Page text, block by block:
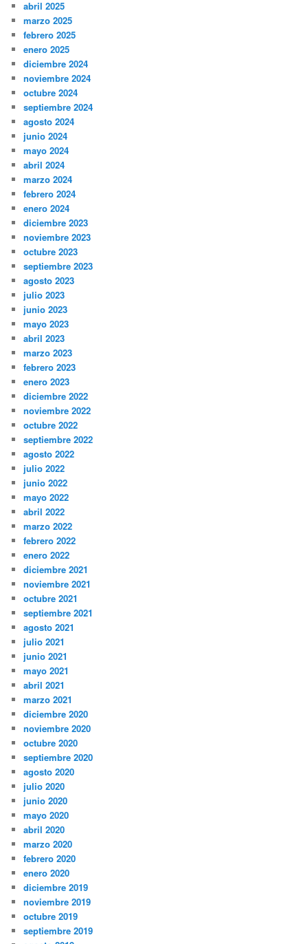
abril 2025
marzo 2025
febrero 2025
enero 2025
diciembre 2024
noviembre 2024
octubre 2024
septiembre 2024
agosto 2024
junio 2024
mayo 2024
abril 2024
marzo 2024
febrero 2024
enero 2024
diciembre 2023
noviembre 2023
octubre 2023
septiembre 2023
agosto 2023
julio 2023
junio 2023
mayo 2023
abril 2023
marzo 2023
febrero 2023
enero 2023
diciembre 2022
noviembre 2022
octubre 2022
septiembre 2022
agosto 2022
julio 2022
junio 2022
mayo 2022
abril 2022
marzo 2022
febrero 2022
enero 2022
diciembre 2021
noviembre 2021
octubre 2021
septiembre 2021
agosto 2021
julio 2021
junio 2021
mayo 2021
abril 2021
marzo 2021
diciembre 2020
noviembre 2020
octubre 2020
septiembre 2020
agosto 2020
julio 2020
junio 2020
mayo 2020
abril 2020
marzo 2020
febrero 2020
enero 2020
diciembre 2019
noviembre 2019
octubre 2019
septiembre 2019